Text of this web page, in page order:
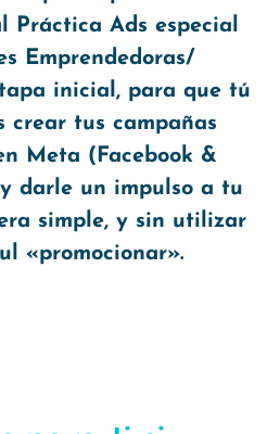
Práctica Ads especial
Emprendedoras/
inicial, para que tú
crear tus campañas
Meta (Facebook &
darle un impulso a tu
simple, y sin utilizar
«promocionar».